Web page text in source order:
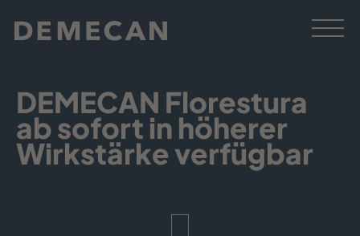
DEMECAN Florestura
ab sofort in höherer
Wirkstärke verfügbar